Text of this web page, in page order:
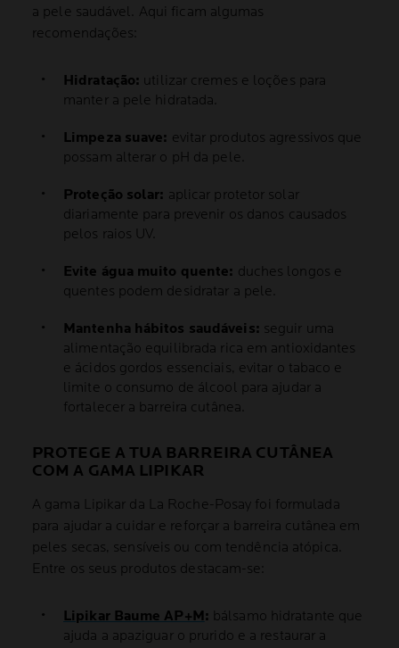
a pele saudável. Aqui ficam algumas
recomendações:
Hidratação: utilizar cremes e loções para
manter a pele hidratada.
Limpeza suave: evitar produtos agressivos que
possam alterar o pH da pele.
Proteção solar: aplicar protetor solar
diariamente para prevenir os danos causados
pelos raios UV.
Evite água muito quente: duches longos e
quentes podem desidratar a pele.
Mantenha hábitos saudáveis: seguir uma
alimentação equilibrada rica em antioxidantes
e ácidos gordos essenciais, evitar o tabaco e
limite o consumo de álcool para ajudar a
fortalecer a barreira cutânea.
PROTEGE A TUA BARREIRA CUTÂNEA
COM A GAMA LIPIKAR
A gama Lipikar da La Roche-Posay foi formulada
para ajudar a cuidar e reforçar a barreira cutânea em
peles secas, sensíveis ou com tendência atópica.
Entre os seus produtos destacam-se:
Lipikar Baume AP+M: bálsamo hidratante que
ajuda a apaziguar o prurido e a restaurar a